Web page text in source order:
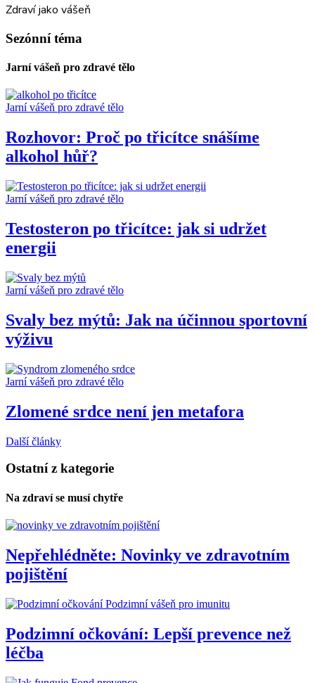
Zdraví jako vášeň
Sezónní téma
Jarní vášeň pro zdravé tělo
Jarní vášeň pro zdravé tělo
Rozhovor: Proč po třicítce snášíme
alkohol hůř?
Jarní vášeň pro zdravé tělo
Testosteron po třicítce: jak si udržet
energii
Jarní vášeň pro zdravé tělo
Svaly bez mýtů: Jak na účinnou sportovní
výživu
Jarní vášeň pro zdravé tělo
Zlomené srdce není jen metafora
Další články
Ostatní z kategorie
Na zdraví se musí chytře
Nepřehlédněte: Novinky ve zdravotním
pojištění
Podzimní vášeň pro imunitu
Podzimní očkování: Lepší prevence než
léčba